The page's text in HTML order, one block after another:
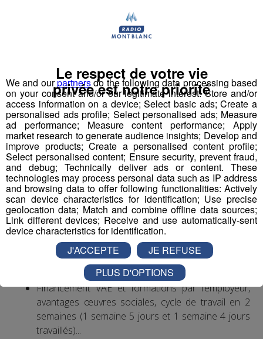
Aide Médico-Psychologique ou Aide-
Soignant diplômé ou faisant fonction
Expérience dans le handicap souhaitée, débutant
accepté.
Autre diplôme accepté : Moniteur-Educateur.
> poste à pourvoir dès que possible
Conditions:
CDI, 35h hebdomadaires, travail 1 weekend /2
(prime les dimanches travaillés)
Rémunération base conventionnelle CCN 1966,
salaire brut mensuel (indicatif de base, ancienneté
et diplôme pris en compte) : 2 000€
Mutuelle prise en charge à 90% par l’employeur
Financement VAE et formations par l’employeur,
avantages œuvres sociales, cycle de travail en 2
semaines (1 semaine 5 jours et 1 semaine 4 jours
travaillés)...
We and ourpartnersdo the following data processing based
on your consent and/or our legitimate interest: Store and/or
access information on a device; Select basic ads; Create a
personalised ads profile; Select personalised ads; Measure
ad performance; Measure content performance; Apply
market research to generate audience insights; Develop and
improve products; Create a personalised content profile;
Select personalised content; Ensure security, prevent fraud,
and debug; Technically deliver ads or content. These
technologies may process personal data such as IP address
and browsing data to offer following functionalities: Actively
scan device characteristics for identification; Use precise
geolocation data; Match and combine offline data sources;
Link different devices; Receive and use automatically-sent
device characteristics for identification.
Le respect de votre vie
privée est notre priorité
J'ACCEPTE
JE REFUSE
PLUS D'OPTIONS